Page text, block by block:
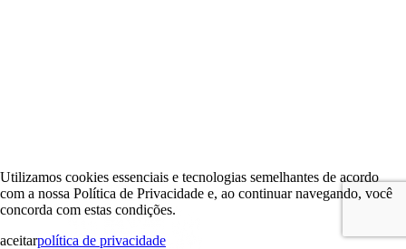
Utilizamos cookies essenciais e tecnologias semelhantes de acordo
com a nossa Política de Privacidade e, ao continuar navegando, você
concorda com estas condições.
aceitarpolítica de privacidade